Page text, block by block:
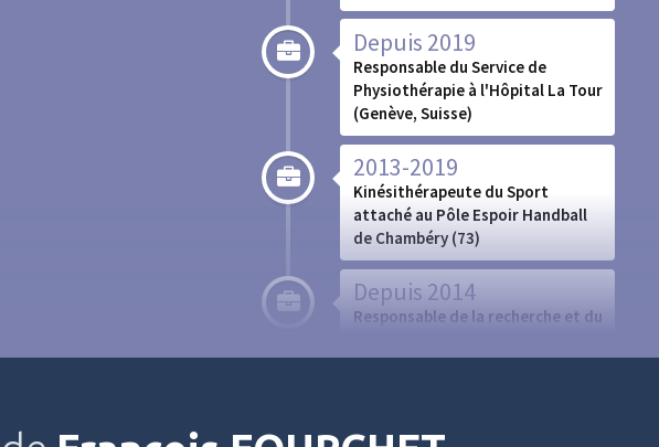
Depuis 2019
Responsable du Service de
Physiothérapie à l'Hôpital La Tour
(Genève, Suisse)
2013-2019
Kinésithérapeute du Sport
attaché au Pôle Espoir Handball
de Chambéry (73)
Depuis 2014
Responsable de la recherche et du
Mouvement, Physiothérapeute à